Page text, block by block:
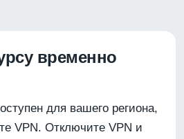
временно
для вашего региона,
VPN. Отключите VPN и